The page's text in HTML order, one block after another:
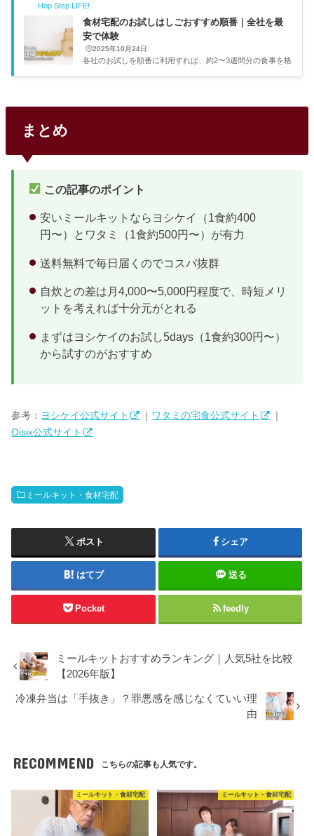
Hop Step LIFE!
食材宅配のお試しはしごおすすめ順番｜全社を最
安で体験
2025年10月24日
各社のお試しを順番に利用すれば、約2〜3週間分の食事を格
その実体験をもとにベストな順番をまとめました。お試しは
できます。5社のお試しセット比較一覧サービスお試し価格
まとめ
この記事のポイント
安いミールキットならヨシケイ（1食約400
円〜）とワタミ（1食約500円〜）が有力
送料無料で毎日届くのでコスパ抜群
自炊との差は月4,000〜5,000円程度で、時短メリ
ットを考えれば十分元がとれる
まずはヨシケイのお試し5days（1食約300円〜）
から試すのがおすすめ
参考： ヨシケイ公式サイト ｜ ワタミの宅食公式サイト
｜
Oisix公式サイト
ミールキット・食材宅配
ポスト シェア
はてブ 送る
Pocket feedly
ミールキットおすすめランキング｜人気5社を比較
【2026年版】
冷凍弁当は「手抜き」？罪悪感を感じなくていい理
由
RECOMMEND こちらの記事も人気です。
ミールキット・食材宅配 ミールキット・食材宅配